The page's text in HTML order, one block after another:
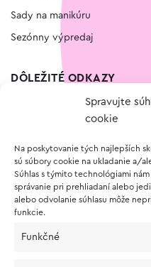
Spravujte
cookie
Na poskytovanie tých najlepších
sú súbory cookie na ukladanie a/
Súhlas s týmito technológiami
správanie pri prehliadaní alebo
alebo odvolanie súhlasu môže
funkcie.
Funkčné
Sady na manikúru
Sezónny výpredaj
DÔLEŽITÉ ODKAZY
Vernostný program
O NÁKUPE
Vrátenie a reklamácia tovaru